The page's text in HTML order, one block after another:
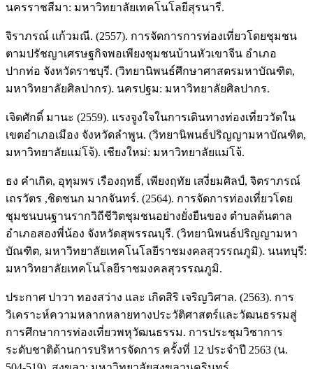
นครราชสีมา: มหาวิทยาลัยเทคโนโลยีสุรนารี.
จิราภรณ์ แก้วมณี. (2557). การจัดการการท่องเที่ยวโดยชุมชน
ตามปรัชญาเศรษฐกิจพอเพียงชุมชนบ้านหัวเขาจีน อำเภอ
ปากท่อ จังหวัดราชบุรี. (วิทยานิพนธ์ศึกษาศาสตรมหาบัณฑิต,
มหาวิทยาลัยศิลปากร). นครปฐม: มหาวิทยาลัยศิลปากร.
เจิดศักดิ์ มานะ (2559). แรงจูงใจในการเดินทางท่องเที่ยววัดใน
เขตอำเภอเมือง จังหวัดลำพูน. (วิทยานิพนธ์ปริญญามหาบัณฑิต,
มหาวิทยาลัยแม่โจ้). เชียงใหม่: มหาวิทยาลัยแม่โจ้.
ธง คำเกิด, อุทุมพร เรืองฤทธิ์, เพียงฤทัย เสงี่ยมศิลป์, จิตราภรณ์
เถรวัตร ,ชิดชนก มากจันทร์. (2564). การจัดการท่องเที่ยวโดย
ชุมชนบนฐานรากวิถีชีวิตชุมชนอย่างยั่งยืนของ ตำบลต้นตาล
อำเภอสองพี่น้อง จังหวัดสุพรรณบุรี. (วิทยานิพนธ์ปริญญามหา
บัณฑิต, มหาวิทยาลัยเทคโนโลยีราชมงคลสุวรรณภูมิ). นนทบุรี:
มหาวิทยาลัยเทคโนโลยีราชมงคลสุวรรณภูมิ.
ประกาศ ปาวา ทองสว่าง และ เกิดสิริ เจริญวิศาล. (2563). การ
วิเคราะห์ความหลากหลายทางประวัติศาสตร์และวัฒนธรรมสู่
การศึกษาการท่องเที่ยวพหุวัฒนธรรม. การประชุมวิชาการ
ระดับชาติด้านการบริหารจัดการ ครั้งที่ 12 ประจำปี 2563 (น.